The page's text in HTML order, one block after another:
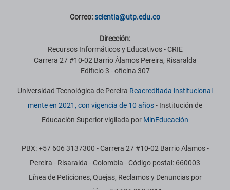
Correo:scientia@utp.edu.co
Dirección:
Recursos Informáticos y Educativos - CRIE
Carrera 27 #10-02 Barrio Álamos Pereira, Risaralda
Edificio 3 - oficina 307
Universidad Tecnológica de Pereira Reacreditada institucional
mente en 2021, con vigencia de 10 años- Institución de
Educación Superior vigilada por MinEducación
PBX: +57 606 3137300 - Carrera 27 #10-02 Barrio Alamos -
Pereira - Risaralda - Colombia - Código postal: 660003
Línea de Peticiones, Quejas, Reclamos y Denuncias por